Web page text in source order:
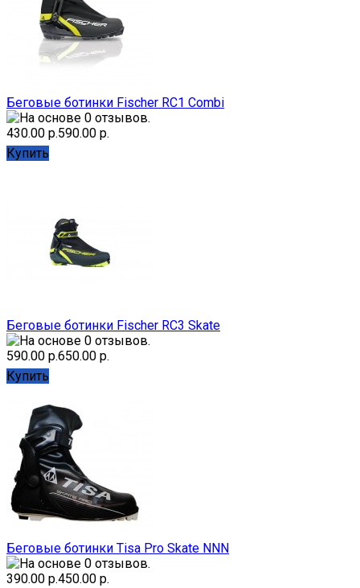
Беговые ботинки Fischer RC1 Combi
430.00 р.590.00 р.
Купить
Беговые ботинки Fischer RC3 Skate
590.00 р.650.00 р.
Купить
Беговые ботинки Tisa Pro Skate NNN
390.00 р.450.00 р.